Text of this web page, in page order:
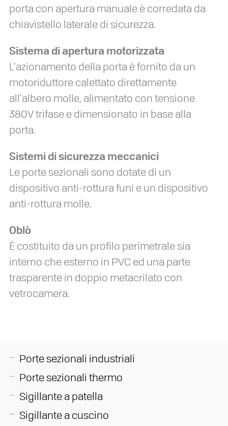
porta con apertura manuale è corredata da
chiavistello laterale di sicurezza.
Sistema di apertura motorizzata
L’azionamento della porta è fornito da un
motoriduttore calettato direttamente
all’albero molle, alimentato con tensione
380V trifase e dimensionato in base alla
porta.
Sistemi di sicurezza meccanici
Le porte sezionali sono dotate di un
dispositivo anti-rottura funi e un dispositivo
anti-rottura molle.
Oblò
È costituito da un profilo perimetrale sia
interno che esterno in PVC ed una parte
trasparente in doppio metacrilato con
vetrocamera.
Porte sezionali industriali
Porte sezionali thermo
Sigillante a patella
Sigillante a cuscino